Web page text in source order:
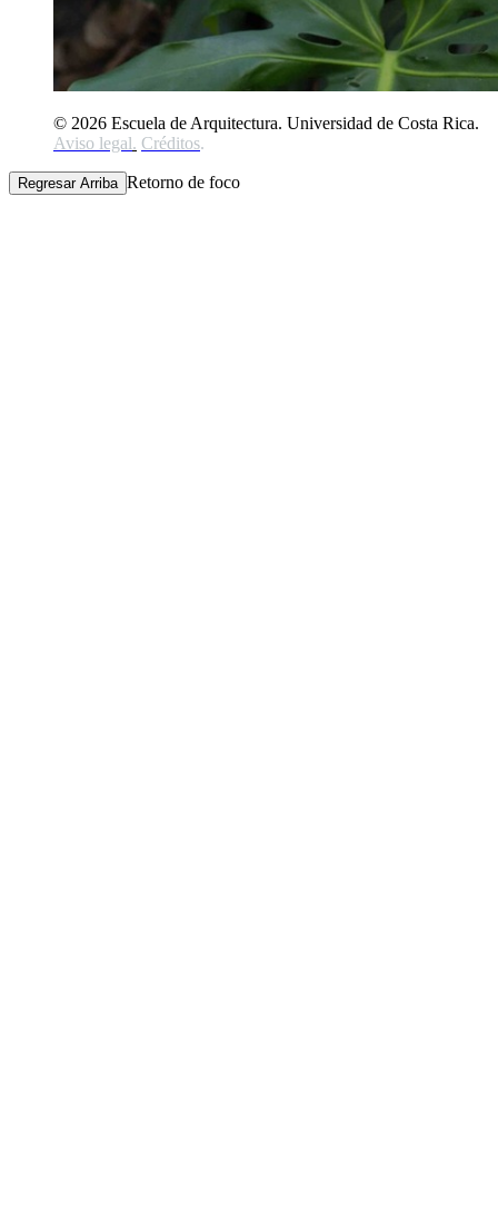
© 2026 Escuela de Arquitectura. Universidad de Costa Rica.
Aviso legal. Créditos.
Regresar Arriba Retorno de foco